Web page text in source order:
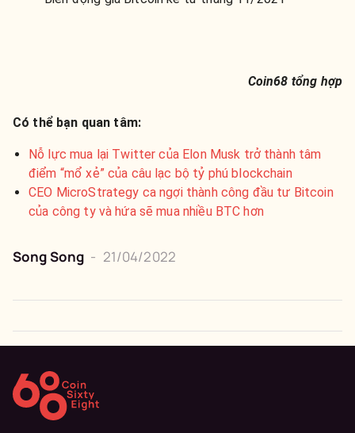
Coin68 tổng hợp
Có thể bạn quan tâm:
Nỗ lực mua lại Twitter của Elon Musk trở thành tâm
điểm “mổ xẻ” của câu lạc bộ tỷ phú blockchain
CEO MicroStrategy ca ngợi thành công đầu tư Bitcoin
của công ty và hứa sẽ mua nhiều BTC hơn
Song Song - 21/04/2022